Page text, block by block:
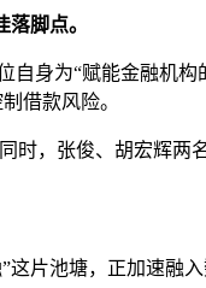
脚点。
自身为“赋能金融
借款风险。
，张俊、胡宏辉
片池塘，正加速融入